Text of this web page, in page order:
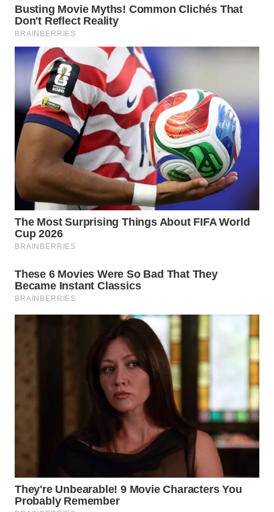
WN
PRIANGAN
TIMUR
WN
SEMARANG
WN
SOLO
BOROBUDUR
WN
MADURA
SURABAYA
WN
LABUANBAJO